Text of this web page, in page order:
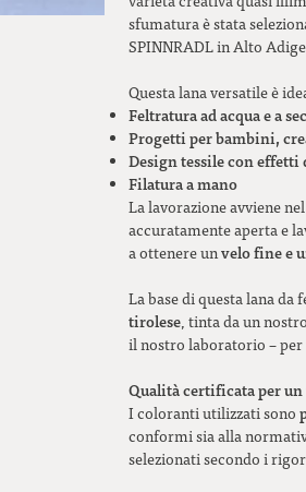
sfumatura è stata
SPINNRADL in Alto
Questa lana versatile è
Feltratura ad acqua e a
Progetti per bambini,
Design tessile con
Filatura a mano
La lavorazione avviene
accuratamente aperta e
a ottenere unvelo fine e
La base di questa lana
tirolese, tinta da un
il nostro laboratorio –
Qualità certificata per
I coloranti utilizzati sono
conformi sia alla
selezionati secondo i